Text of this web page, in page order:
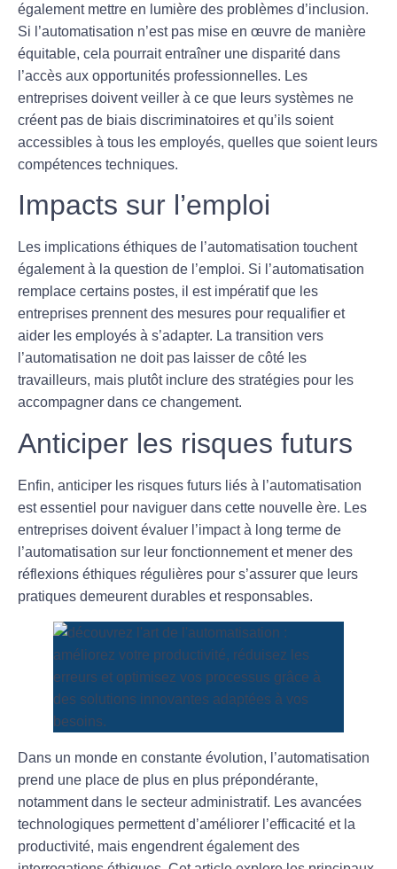
également mettre en lumière des problèmes d’inclusion.
Si l’automatisation n’est pas mise en œuvre de manière
équitable, cela pourrait entraîner une disparité dans
l’accès aux opportunités professionnelles. Les
entreprises doivent veiller à ce que leurs systèmes ne
créent pas de biais discriminatoires et qu’ils soient
accessibles à tous les employés, quelles que soient leurs
compétences techniques.
Impacts sur l’emploi
Les implications éthiques de l’automatisation touchent
également à la question de l’emploi. Si l’automatisation
remplace certains postes, il est impératif que les
entreprises prennent des mesures pour requalifier et
aider les employés à s’adapter. La transition vers
l’automatisation ne doit pas laisser de côté les
travailleurs, mais plutôt inclure des stratégies pour les
accompagner dans ce changement.
Anticiper les risques futurs
Enfin, anticiper les risques futurs liés à l’automatisation
est essentiel pour naviguer dans cette nouvelle ère. Les
entreprises doivent évaluer l’impact à long terme de
l’automatisation sur leur fonctionnement et mener des
réflexions éthiques régulières pour s’assurer que leurs
pratiques demeurent durables et responsables.
Dans un monde en constante évolution, l’automatisation
prend une place de plus en plus prépondérante,
notamment dans le secteur administratif. Les avancées
technologiques permettent d’améliorer l’efficacité et la
productivité, mais engendrent également des